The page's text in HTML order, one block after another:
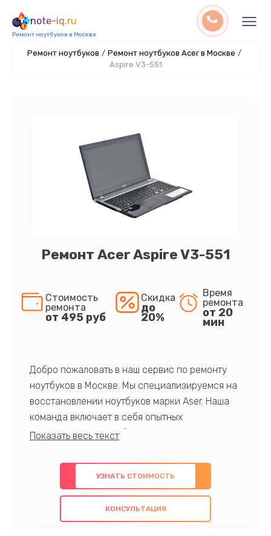
note-iq.ru
Ремонт ноутбуков в Москве
Ремонт ноутбуков / Ремонт ноутбуков Acer в Москве /
Aspire V3-551
Ремонт Acer Aspire V3-551
Стоимость
ремонта
от 495 руб
Скидка
до
20%
Время
ремонта
от 20
мин
Добро пожаловать в наш сервис по ремонту
ноутбуков в Москве. Мы специализируемся на
восстановлении ноутбуков марки Aser. Наша
команда включает в себя опытных
профессионалов с обширными знаниями и
предлагаем быстрый и качественный ремонт с
использованием оригинальных компонентов, а
также гарантируем качество всех
проведенных работ. Наша цель - предоставить
УЗНАТЬ СТОИМОСТЬ
КОНСУЛЬТАЦИЯ